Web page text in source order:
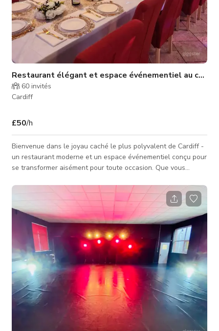
Restaurant élégant et espace événementiel au
60 invités
Cardiff
£50/h
Bienvenue dans le joyau caché le plus polyvalent de Cardiff -
un restaurant moderne et un espace événementiel conçu pour
se transformer aisément pour toute occasion. Que vous
événement de réseautage ou une production créative, ce lieu
élégant offre le parfait équilibre entre sophistication, confort
et fonctionnalité. Entrez dans un espace lumineux à concept
ouvert avec une décoration contemporaine, un éclairage
chaleureux